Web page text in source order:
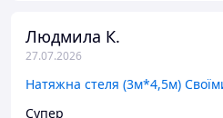
Людмила К.
27.07.2026
Супер